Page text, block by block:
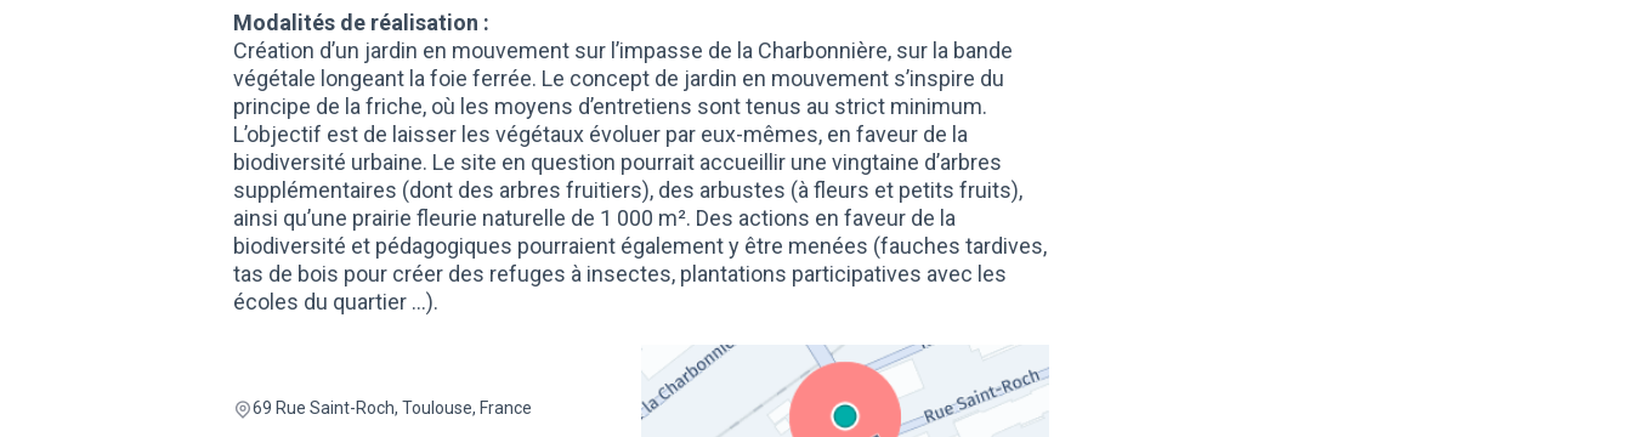
Modalités de réalisation :
Création d’un jardin en mouvement sur l’impasse de la Charbonnière, sur la bande
végétale longeant la foie ferrée. Le concept de jardin en mouvement s’inspire du
principe de la friche, où les moyens d’entretiens sont tenus au strict minimum.
L’objectif est de laisser les végétaux évoluer par eux-mêmes, en faveur de la
biodiversité urbaine. Le site en question pourrait accueillir une vingtaine d’arbres
supplémentaires (dont des arbres fruitiers), des arbustes (à fleurs et petits fruits),
ainsi qu’une prairie fleurie naturelle de 1 000 m². Des actions en faveur de la
biodiversité et pédagogiques pourraient également y être menées (fauches tardives,
tas de bois pour créer des refuges à insectes, plantations participatives avec les
écoles du quartier …).
69 Rue Saint-Roch, Toulouse, France